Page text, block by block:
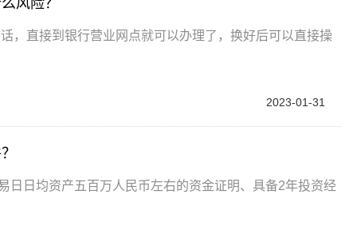
，直接到银行营业网点就可以办理了，换好后可以直接操
2023-01-31
日日均资产五百万人民币左右的资金证明、具备2年投资经